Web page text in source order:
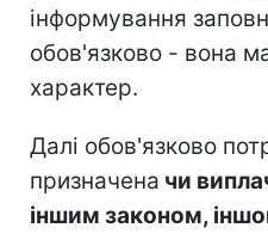
інформування
обов'язково - вона
характер.
Далі обов'язково
призначена чи
іншим законом,